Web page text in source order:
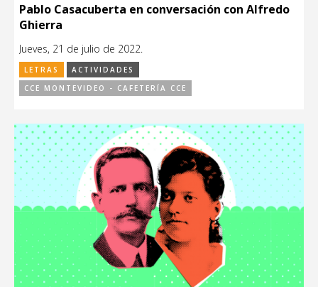
Pablo Casacuberta en conversación con Alfredo
Ghierra
Jueves, 21 de julio de 2022.
LETRAS
ACTIVIDADES
CCE MONTEVIDEO - CAFETERÍA CCE